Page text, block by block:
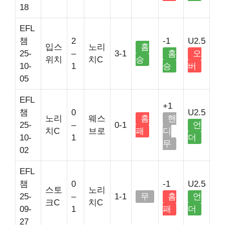
18
EFL
챔
25-
10-
05
입스
위치
2
–
1
노리
치C
3-1
홈
승
-1
홈
승
U2.5
오
버
EFL
챔
25-
10-
02
노리
치C
0
–
1
웨스
브로
0-1
홈
패
+1
핸
디
무
U2.5
언
더
EFL
챔
25-
09-
27
스토
크C
0
–
1
노리
치C
1-1 무
-1
홈
패
U2.5
언
더